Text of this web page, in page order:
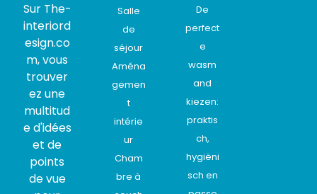
Sur The-
interiord
esign.co
m, vous
trouver
ez une
multitud
e d'idées
et de
points
de vue
Salle
de
séjour
Aména
gemen
t
intérie
ur
Cham
bre à
De
perfect
e
wasm
and
kiezen:
praktis
ch,
hygiëni
sch en